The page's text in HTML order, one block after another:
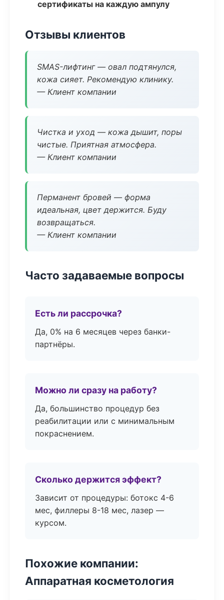
сертификаты на каждую ампулу
Отзывы клиентов
SMAS-лифтинг — овал подтянулся,
кожа сияет. Рекомендую клинику.
— Клиент компании
Чистка и уход — кожа дышит, поры
чистые. Приятная атмосфера.
— Клиент компании
Перманент бровей — форма
идеальная, цвет держится. Буду
возвращаться.
— Клиент компании
Часто задаваемые вопросы
Есть ли рассрочка?
Да, 0% на 6 месяцев через банки-
партнёры.
Можно ли сразу на работу?
Да, большинство процедур без
реабилитации или с минимальным
покраснением.
Сколько держится эффект?
Зависит от процедуры: ботокс 4-6
мес, филлеры 8-18 мес, лазер —
курсом.
Похожие компании:
Аппаратная косметология